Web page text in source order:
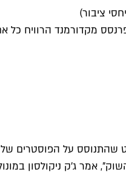
ציבור)
מקדורמנד הרוויח
אמר ג'ק ניקולסון